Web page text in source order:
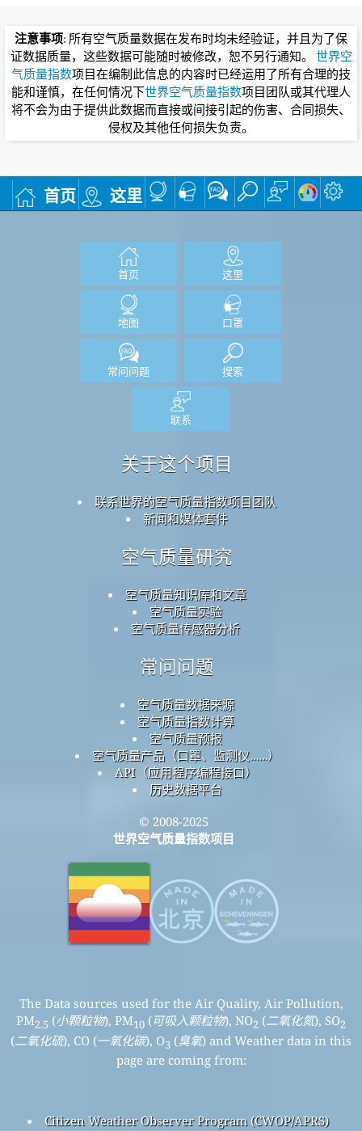
注意事项: 所有空气质量数据在发布时均未经验证，并且为了保
证数据质量，这些数据可能随时被修改，恕不另行通知。 世界空
气质量指数项目在编制此信息的内容时已经运用了所有合理的技
能和谨慎，在任何情况下世界空气质量指数项目团队或其代理人
将不会为由于提供此数据而直接或间接引起的伤害、合同损失、
侵权及其他任何损失负责。
首页 这里
首页 这里
地图 口罩
常问问题 搜索
联系
关于这个项目
联系世界的空气质量指数项目团队
新闻和媒体套件
空气质量研究
空气质量知识库和文章
空气质量实验
空气质量传感器分析
常问问题
空气质量数据来源
空气质量指数计算
空气质量预报
空气质量产品（口罩、监测仪……）
API（应用程序编程接口）
历史数据平台
© 2008-2025
世界空气质量指数项目
The Data sources used for the Air Quality, Air Pollution,
PM2.5 (小颗粒物), PM10 (可吸入颗粒物), NO2 (二氧化氮), SO2
(二氧化硫), CO (一氧化碳), O3 (臭氧) and Weather data in this
page are coming from:
Citizen Weather Observer Program (CWOP/APRS)